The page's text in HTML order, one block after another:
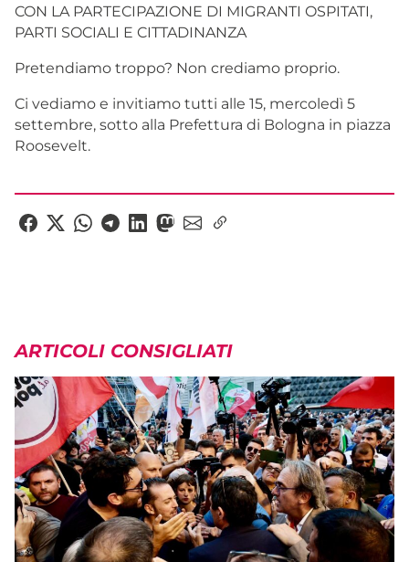
CON LA PARTECIPAZIONE DI MIGRANTI OSPITATI,
PARTI SOCIALI E CITTADINANZA
Pretendiamo troppo? Non crediamo proprio.
Ci vediamo e invitiamo tutti alle 15, mercoledì 5
settembre, sotto alla Prefettura di Bologna in piazza
Roosevelt.
ARTICOLI CONSIGLIATI